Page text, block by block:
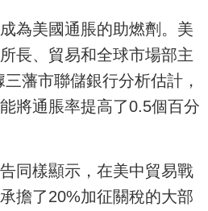
為美國通脹的助燃劑。美
長、貿易和全球市場部主
藩市聯儲銀行分析估計，
將通脹率提高了0.5個百分
同樣顯示，在美中貿易戰
擔了20%加征關稅的大部